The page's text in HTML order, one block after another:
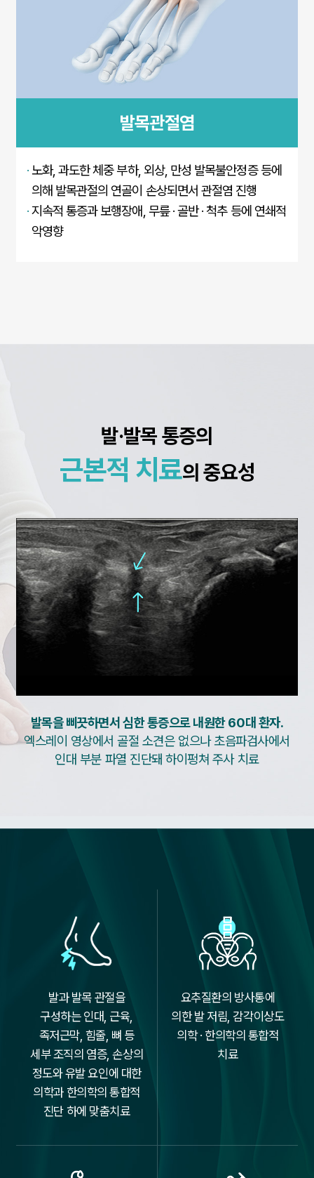
발목관절염
· 노화, 과도한 체중 부하, 외상, 만성 발목불안정증 등에
의해 발목관절의 연골이 손상되면서 관절염 진행
·지속적 통증과 보행장애, 무릎 · 골반 · 척추 등에 연쇄적
악영향
발·발목 통증의
근본적 치료의 중요성
발목을 삐끗하면서 심한 통증으로 내원한 60대 환자.
엑스레이 영상에서 골절 소견은 없으나 초음파검사에서
인대 부분 파열 진단돼 하이펑쳐 주사 치료
발과 발목 관절을
구성하는 인대, 근육,
족저근막, 힘줄, 뼈 등
세부 조직의 염증, 손상의
정도와 유발 요인에 대한
의학과 한의학의 통합적
진단 하에 맞춤치료
요추질환의 방사통에
의한 발 저림, 감각이상도
의학 · 한의학의 통합적
치료